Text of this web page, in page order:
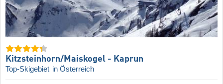
Kitzsteinhorn/​Maiskogel - Kaprun
Top-Skigebiet in Österreich